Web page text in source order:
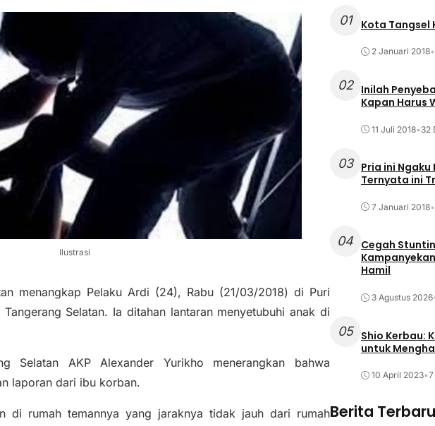
Ilustrasi
menangkap Pelaku Ardi (24), Rabu (21/03/2018) di Puri
Selatan. Ia ditahan lantaran menyetubuhi anak di
Selatan AKP Alexander Yurikho menerangkan bahwa
laporan dari ibu korban.
di rumah temannya yang jaraknya tidak jauh dari rumah
01 Kota Tangsel
2 Januari 2018•
02
Inilah
Kapan Harus
11 Juli 2018• 32
03
Pria ini Ngaku
Ternyata ini
7 Januari 2018•
04 Cegah
Hamil
3 Agustus 2026
05
Shio Kerbau:
untuk
10 April 2023•
Berita Terbaru